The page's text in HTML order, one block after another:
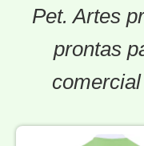
Pet. Artes
prontas